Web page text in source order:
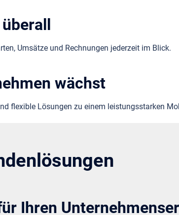
Umsätze und Rechnungen jederzeit im Blick.
wächst
flexible Lösungen zu einem leistungsstarken
Ihren